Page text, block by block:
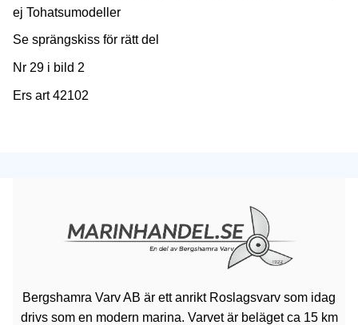
ej Tohatsumodeller
Se sprängskiss för rätt del
Nr 29 i bild 2
Ers art 42102
Bergshamra Varv AB är ett anrikt Roslagsvarv som idag
drivs som en modern marina. Varvet är beläget ca 15 km